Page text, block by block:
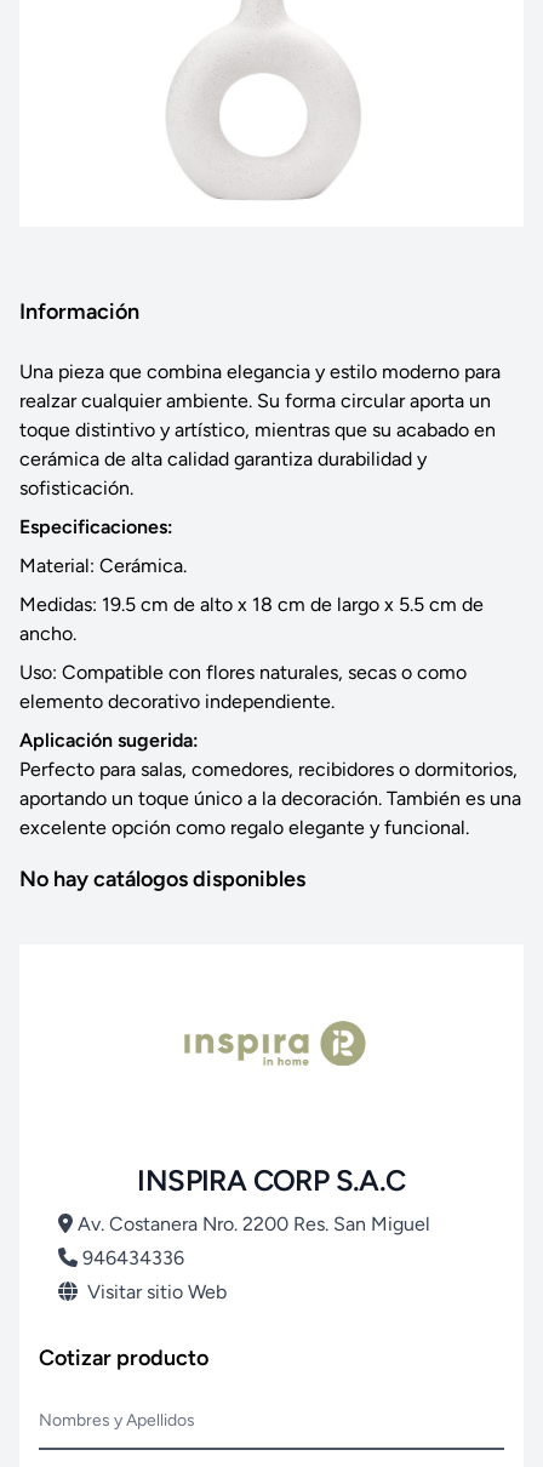
Información
Una pieza que combina elegancia y estilo moderno para
realzar cualquier ambiente. Su forma circular aporta un
toque distintivo y artístico, mientras que su acabado en
cerámica de alta calidad garantiza durabilidad y
sofisticación.
Especificaciones:
Material: Cerámica.
Medidas: 19.5 cm de alto x 18 cm de largo x 5.5 cm de
ancho.
Uso: Compatible con flores naturales, secas o como
elemento decorativo independiente.
Aplicación sugerida:
Perfecto para salas, comedores, recibidores o dormitorios,
aportando un toque único a la decoración. También es una
excelente opción como regalo elegante y funcional.
No hay catálogos disponibles
INSPIRA CORP S.A.C
Av. Costanera Nro. 2200 Res. San Miguel
946434336
Visitar sitio Web
Cotizar producto
Nombres y Apellidos